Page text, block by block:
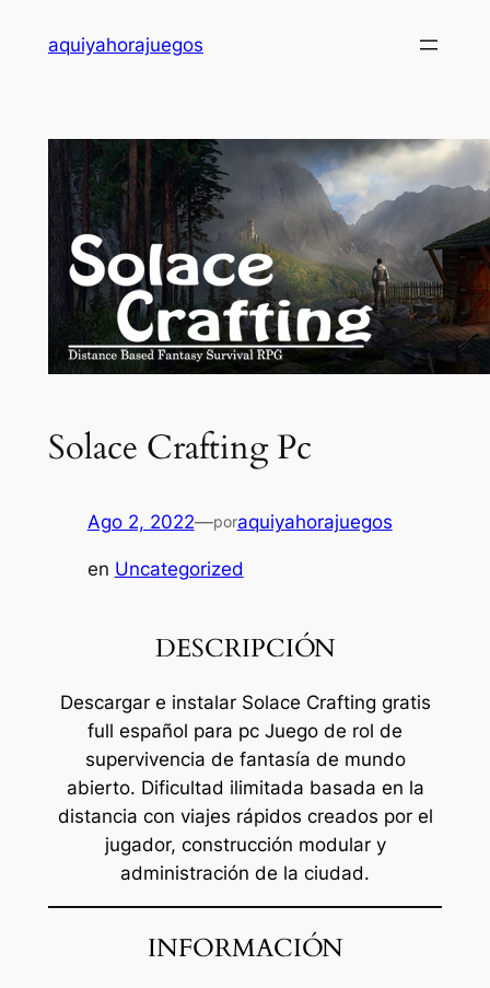
aquiyahorajuegos
Solace Crafting Pc
Ago 2, 2022—poraquiyahorajuegos
en Uncategorized
DESCRIPCIÓN
Descargar e instalar Solace Crafting gratis
full español para pc Juego de rol de
supervivencia de fantasía de mundo
abierto. Dificultad ilimitada basada en la
distancia con viajes rápidos creados por el
jugador, construcción modular y
administración de la ciudad.
INFORMACIÓN